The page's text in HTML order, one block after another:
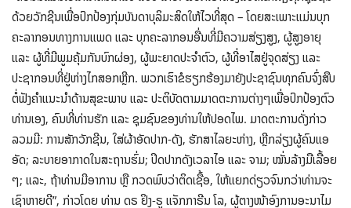
ດ້ວຍວັກຊີນເພື່ອປົກປ້ອງກຸ່ມບັນດາບຸລິມະສິດໃຫ້ໄວທີ່ສຸດ – ໂດຍສະເພາະແມ່ນບຸກ
ຄະລາກອນທາງການແພດ ແລະ ບຸກຄະລາກອນອື່ນທີ່ມີຄວາມສ່ຽງສູງ, ຜູ້ສູງອາຍຸ
ແລະ ຜູ້ທີ່ມີພູມຄຸ້ມກັນບົກຜ່ອງ, ຜູ້ພະຍາດປະຈໍາຕົວ, ຜູ້ທີ່ອາໄສຢູ່ຈຸດສ່ຽງ ແລະ
ປະຊາກອນທີ່ຢູ່ຫ່າງໄກສອກຫຼີກ. ພວກເຮົາຂໍຮຽກຮ້ອງມາຍັງປະຊາຊົນທຸກຄົນຈົ່ງສືບ
ຕໍ່ຟັງຄໍາແນະນໍາດ້ານສຸຂະພາບ ແລະ ປະຕິບັດຕາມມາດຕະການຕ່າງໆເພື່ອປົກປ້ອງຕົວ
ທ່ານເອງ, ຄົນທີ່ທ່ານຮັກ ແລະ ຊຸມຊົນຂອງທ່ານໃຫ້ປອດໄພ. ມາດຕະການດັ່ງກ່າວ
ລວມມີ: ການສັກວັກຊີນ, ໃສ່ຜ້າອັດປາກ-ດັງ, ຮັກສາໄລຍະຫ່າງ, ຫຼີກລ່ຽງຜູ້ຄົນແອ
ອັດ; ລະບາຍອາກາດໃນສະຖານຮົ່ມ; ປິດປາກດັງເວລາໄອ ແລະ ຈາມ; ໝັ່ນລ້າງມືເລື້ອຍ
ໆ; ແລະ, ຖ້າທ່ານມີອາການ ຫຼື ກວດພົບວ່າຕິດເຊື້ອ, ໃຫ້ແຍກດ່ຽວຈົນກວ່າທ່ານຈະ
ເຊົາຫາຍດີ”, ກ່າວໂດຍ ທ່ານ ດຣ ຢິງ-ຣູ ແຈັກກາຣີນ ໂລ, ຜູ້ຕາງໜ້າອົງການອະນາໄມ